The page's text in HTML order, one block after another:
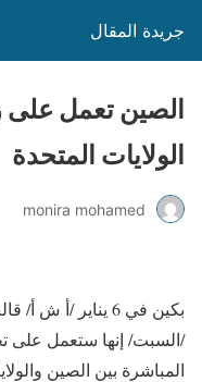
جريدة المقال
الصين تعمل على
الولايات المتحدة
monira mohamed
بكين في 6 يناير /
/السبت/ إنها ستعمل على
المباشرة بين الصين